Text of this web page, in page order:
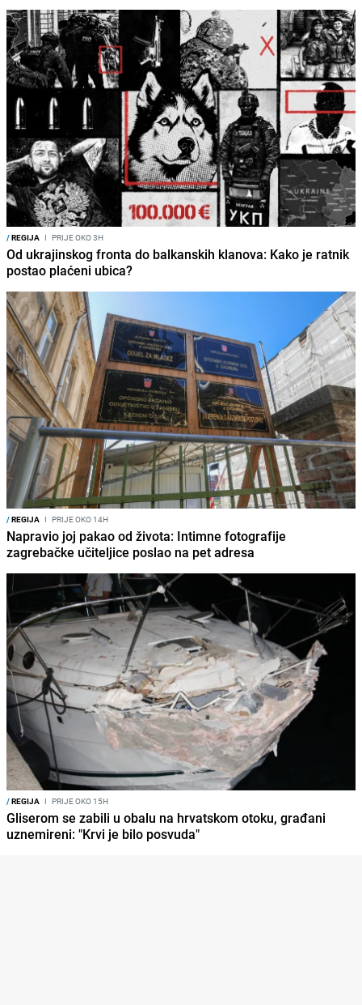
/REGIJA I PRIJE OKO 3H
Od ukrajinskog fronta do balkanskih klanova: Kako je ratnik
postao plaćeni ubica?
/REGIJA I PRIJE OKO 14H
Napravio joj pakao od života: Intimne fotografije
zagrebačke učiteljice poslao na pet adresa
/REGIJA I PRIJE OKO 15H
Gliserom se zabili u obalu na hrvatskom otoku, građani
uznemireni: "Krvi je bilo posvuda"